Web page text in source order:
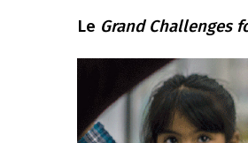
Le Grand Challenges